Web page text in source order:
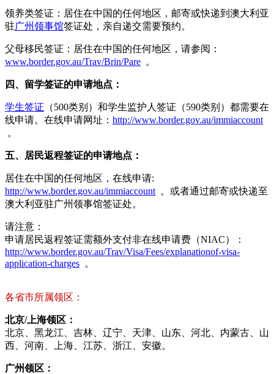
领养类签证：居住在中国的任何地区，邮寄或快递到澳大利亚
驻广州领事馆签证处，亲自递交需要预约。
父母移民签证：居住在中国的任何地区，请参阅：
www.border.gov.au/Trav/Brin/Pare 。
四、留学签证的申请地点：
学生签证 （500类别）和学生监护人签证（590类别）都需要在
线申请。在线申请网址： http://www.border.gov.au/immiaccount
。
五、居民返程签证的申请地点：
居住在中国的任何地区，在线申请:
http://www.border.gov.au/immiaccount 。或者通过邮寄或快递至
澳大利亚驻广州领事馆签证处。
请注意：
申请居民返程签证需额外支付非在线申请费（NIAC）：
http://www.border.gov.au/Trav/Visa/Fees/explanationof-visa-
application-charges 。
各省市所属领区：
北京/上海领区：
北京、黑龙江、吉林、辽宁、天津、山东、河北、内蒙古、山
西、河南、上海、江苏、浙江、安徽。
广州领区：